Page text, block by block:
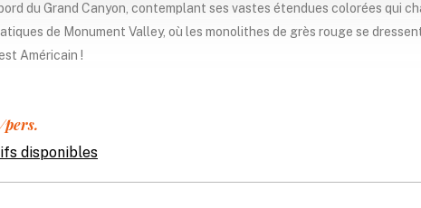
du Grand Canyon, contemplant ses vastes étendues colorées qui
de Monument Valley, où les monolithes de grès rouge se
Américain !
disponibles